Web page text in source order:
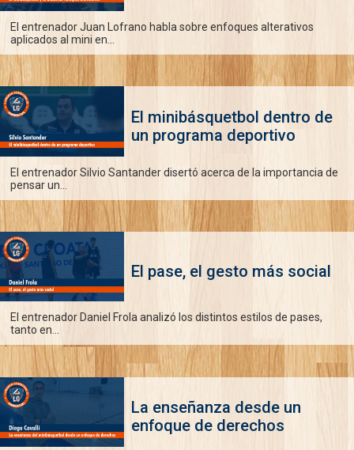
El entrenador Juan Lofrano habla sobre enfoques alterativos
aplicados al mini en...
El minibásquetbol dentro de
un programa deportivo
El entrenador Silvio Santander disertó acerca de la importancia de
pensar un...
El pase, el gesto más social
El entrenador Daniel Frola analizó los distintos estilos de pases,
tanto en...
La enseñanza desde un
enfoque de derechos